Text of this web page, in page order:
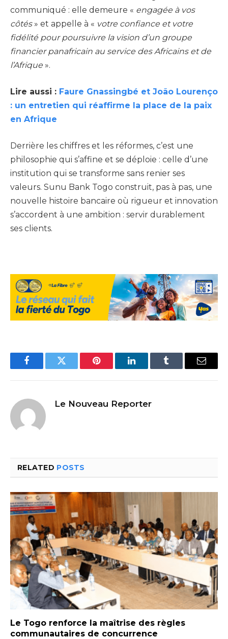
communiqué : elle demeure « engagée à vos
côtés» et appelle à « votre confiance et votre
fidélité pour poursuivre la vision d’un groupe
financier panafricain au service des Africains et de
l’Afrique ».
Lire aussi : Faure Gnassingbé et João Lourenço
: un entretien qui réaffirme la place de la paix
en Afrique
Derrière les chiffres et les réformes, c’est une
philosophie qui s’affine et se déploie : celle d’une
institution qui se transforme sans renier ses
valeurs. Sunu Bank Togo construit, pas à pas, une
nouvelle histoire bancaire où rigueur et innovation
s’accordent à une ambition : servir durablement
ses clients.
FacebookTwitter Pinterest LinkedInTumblr Email
Le Nouveau Reporter
RELATED POSTS
Le Togo renforce la maîtrise des règles
communautaires de concurrence